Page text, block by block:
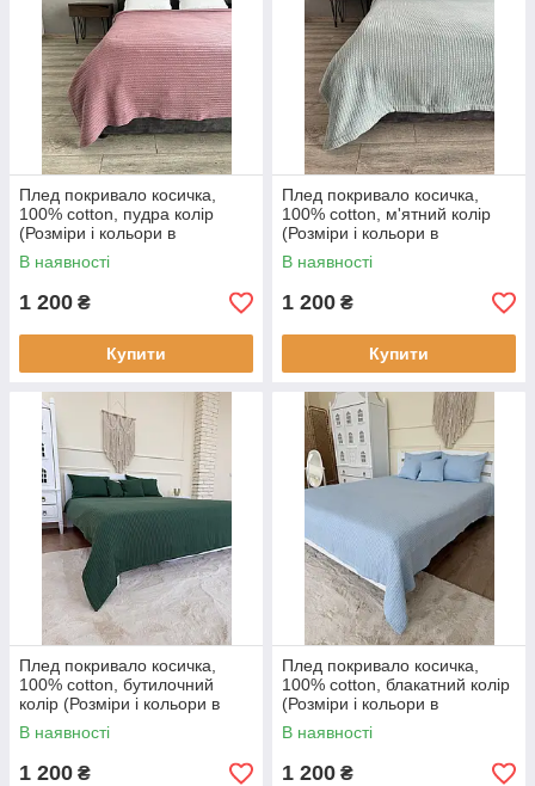
Плед покривало косичка,
100% cotton, пудра колір
(Розміри і кольори в
асортименті)
В наявності
1 200 ₴
Купити
Плед покривало косичка,
100% cotton, м'ятний колір
(Розміри і кольори в
асортименті)
В наявності
1 200 ₴
Купити
Плед покривало косичка,
100% cotton, бутилочний
колір (Розміри і кольори в
асортименті)
В наявності
1 200 ₴
Плед покривало косичка,
100% cotton, блакатний колір
(Розміри і кольори в
асортименті)
В наявності
1 200 ₴